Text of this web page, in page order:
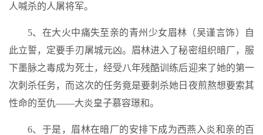
人喊杀的人屠将军。
5、在大火中痛失至亲的青州少女眉林（吴谨言饰）自
此立誓，定要手刃屠城元凶。眉林进入了秘密组织暗厂，服
下墨脉之毒成为死士，经受八年残酷训练后迎来了她的第一
次刺杀任务，而这次的任务竟是要刺杀她日夜煎熬想要索其
性命的至仇——大炎皇子慕容璟和。
6、于是，眉林在暗厂的安排下成为西燕入炎和亲的百